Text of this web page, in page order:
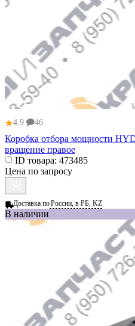
★4.9 46
Коробка отбора мощности
вращение правое
ID товара: 473485
Цена по запросу
Доставка поРоссии, в РБ, KZ
В наличии